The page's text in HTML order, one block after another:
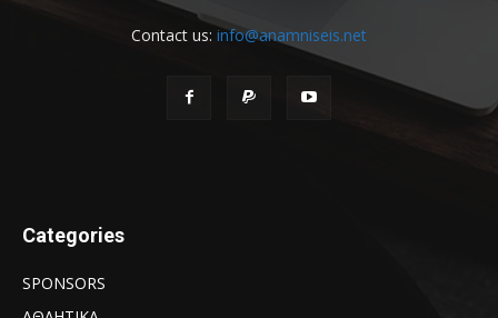
Contact us: info@anamniseis.net
Categories
SPONSORS